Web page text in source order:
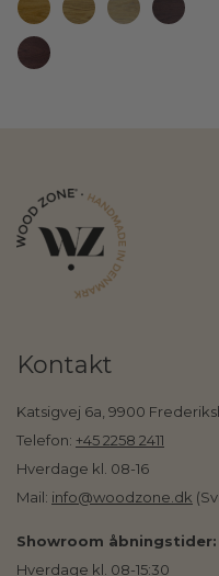
Kontakt
Katsigvej 6a, 9900
Telefon: +45 2258 2411
Hverdage kl. 08-16
Mail: info@woodzone.dk
Showroom åbningstider:
Hverdage kl. 08-15:30